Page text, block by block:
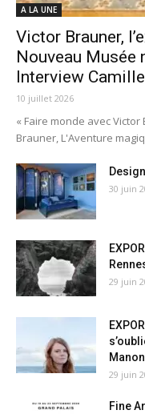
A LA UNE
Victor Brauner,
Nouveau Musée
Interview
10 juillet 2026
« Faire monde avec
Brauner, L'Aventure
30 juin
29 juin
29 juin
Fine